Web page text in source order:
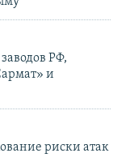
РФ,
и
риски атак